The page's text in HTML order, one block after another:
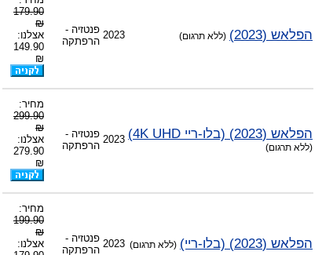
הפלאש (2023) (ללא תרגום) 2023 פנטזיה -
הרפתקה
179.90
₪
אצלנו:
149.90
₪
הפלאש (2023) (בלו-ריי 4K UHD)
(ללא תרגום)
2023 פנטזיה -
הרפתקה
מחיר:
299.90
₪
אצלנו:
279.90
₪
הפלאש (2023) (בלו-ריי) (ללא תרגום) 2023 פנטזיה -
הרפתקה
מחיר:
199.90
₪
אצלנו: